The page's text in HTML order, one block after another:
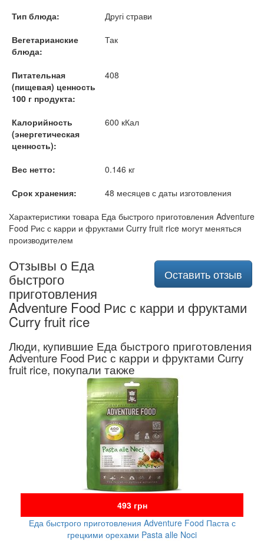
Тип блюда:
Другі страви
Вегетарианские
блюда:
Так
Питательная
(пищевая) ценность
100 г продукта:
408
Калорийность
(энергетическая
ценность):
600 кКал
Вес нетто:
0.146 кг
Срок хранения:
48 месяцев с даты изготовления
Характеристики товара Еда быстрого приготовления Adventure
Food Рис с карри и фруктами Curry fruit riсe могут меняться
производителем
Оставить отзыв
Отзывы о Еда
быстрого
приготовления
Adventure Food Рис с карри и фруктами
Curry fruit riсe
Люди, купившие Еда быстрого приготовления
Adventure Food Рис с карри и фруктами Curry
fruit riсe, покупали также
493 грн
Еда быстрого приготовления Adventure Food Паста с
грецкими орехами Pasta alle Noci